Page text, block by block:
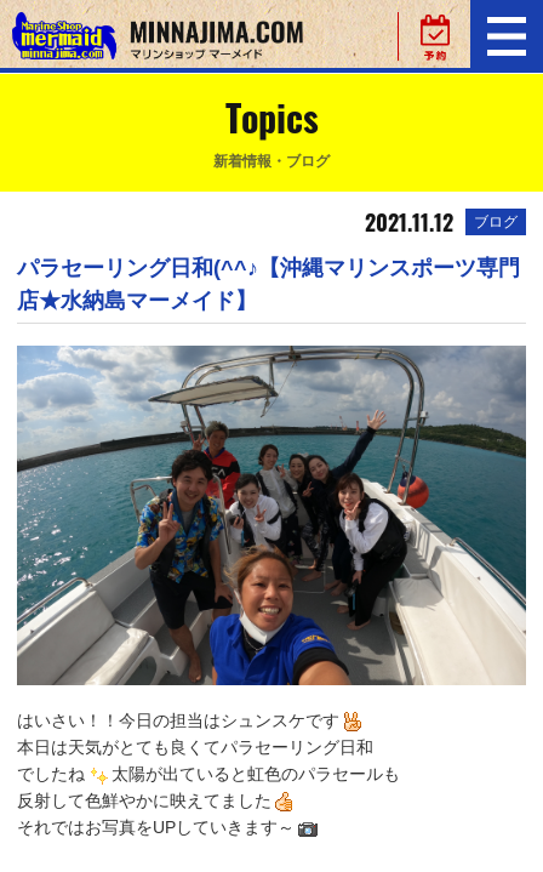
Topics
新着情報・ブログ
2021.11.12 ブログ
パラセーリング日和(^^♪【沖縄マリンスポーツ専門
店★水納島マーメイド】
はいさい！！今日の担当はシュンスケです
本日は天気がとても良くてパラセーリング日和
でしたね
太陽が出ていると虹色のパラセールも
反射して色鮮やかに映えてました
それではお写真をUPしていきます～